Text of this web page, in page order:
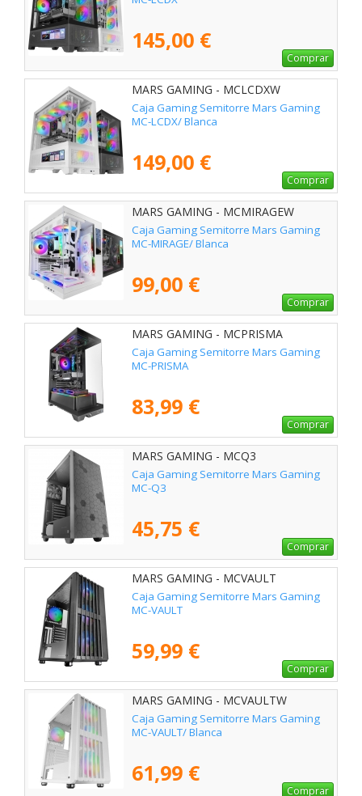
145,00 €
Comprar
MARS GAMING - MCLCDXW
Caja Gaming Semitorre Mars Gaming
MC-LCDX/ Blanca
149,00 €
Comprar
MARS GAMING - MCMIRAGEW
Caja Gaming Semitorre Mars Gaming
MC-MIRAGE/ Blanca
99,00 €
Comprar
MARS GAMING - MCPRISMA
Caja Gaming Semitorre Mars Gaming
MC-PRISMA
83,99 €
Comprar
MARS GAMING - MCQ3
Caja Gaming Semitorre Mars Gaming
MC-Q3
45,75 €
Comprar
MARS GAMING - MCVAULT
Caja Gaming Semitorre Mars Gaming
MC-VAULT
59,99 €
Comprar
MARS GAMING - MCVAULTW
Caja Gaming Semitorre Mars Gaming
MC-VAULT/ Blanca
61,99 €
Comprar